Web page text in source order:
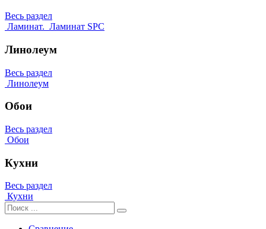
Весь раздел
Ламинат. Ламинат SPC
Линолеум
Весь раздел
Линолеум
Обои
Весь раздел
Обои
Кухни
Весь раздел
Кухни